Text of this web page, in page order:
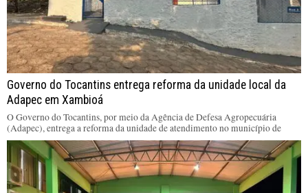
Governo do Tocantins entrega reforma da unidade local da
Adapec em Xambioá
O Governo do Tocantins, por meio da Agência de Defesa Agropecuária
(Adapec), entrega a reforma da unidade de atendimento no município de